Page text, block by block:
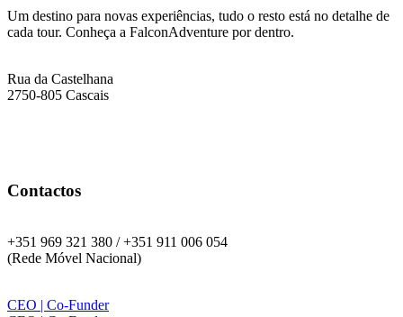
Um destino para novas experiências, tudo o resto está no detalhe de
cada tour. Conheça a FalconAdventure por dentro.
Rua da Castelhana
2750-805 Cascais
Contactos
+351 969 321 380 / +351 911 006 054
(Rede Móvel Nacional)
CEO | Co-Funder